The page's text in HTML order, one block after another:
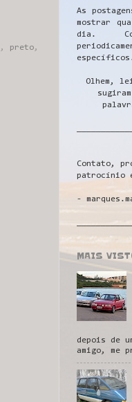
, preto,
As
mostrar
dia.
Olhem,
Contato,
patrocínio
-
MAIS
depois de
amigo, me